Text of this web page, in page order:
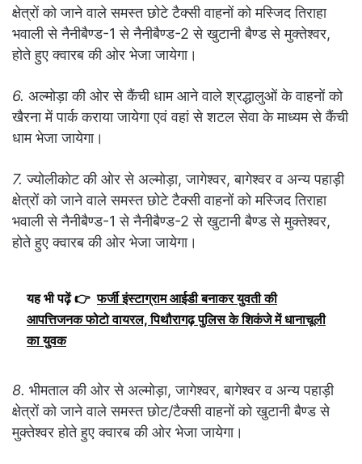
क्षेत्रों को जाने वाले समस्त छोटे टैक्सी वाहनों को मस्जिद तिराहा
भवाली से नैनीबैण्ड-1 से नैनीबैण्ड-2 से खुटानी बैण्ड से मुक्तेश्वर,
होते हुए क्वारब की ओर भेजा जायेगा।
6. अल्मोड़ा की ओर से कैंची धाम आने वाले श्रद्धालुओं के वाहनों को
खैरना में पार्क कराया जायेगा एवं वहां से शटल सेवा के माध्यम से कैंची
धाम भेजा जायेगा।
7. ज्योलीकोट की ओर से अल्मोड़ा, जागेश्वर, बागेश्वर व अन्य पहाड़ी
क्षेत्रों को जाने वाले समस्त छोटे टैक्सी वाहनों को मस्जिद तिराहा
भवाली से नैनीबैण्ड-1 से नैनीबैण्ड-2 से खुटानी बैण्ड से मुक्तेश्वर,
होते हुए क्वारब की ओर भेजा जायेगा।
यह भी पढ़ें 👉 फर्जी इंस्टाग्राम आईडी बनाकर युवती की
आपत्तिजनक फोटो वायरल, पिथौरागढ़ पुलिस के शिकंजे में धानाचूली
का युवक
8. भीमताल की ओर से अल्मोड़ा, जागेश्वर, बागेश्वर व अन्य पहाड़ी
क्षेत्रों को जाने वाले समस्त छोट/टैक्सी वाहनों को खुटानी बैण्ड से
मुक्तेश्वर होते हुए क्वारब की ओर भेजा जायेगा।